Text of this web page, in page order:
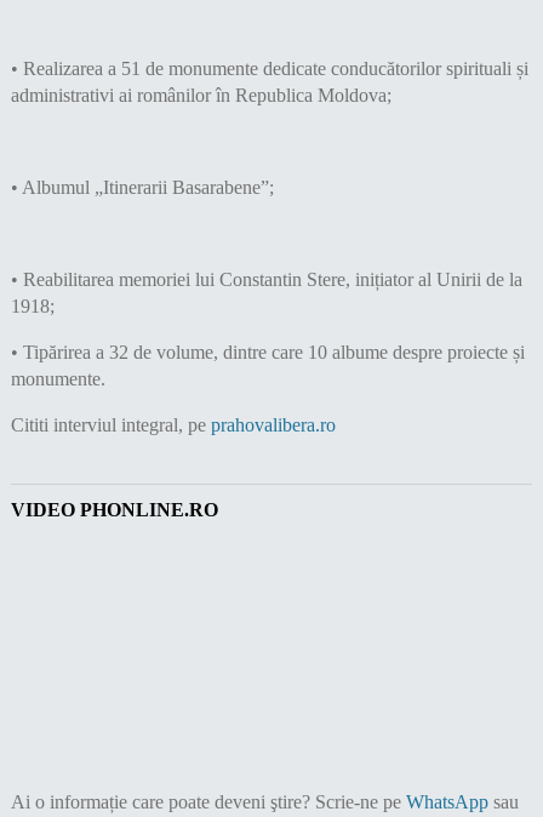
• Realizarea a 51 de monumente dedicate conducătorilor spirituali și
administrativi ai românilor în Republica Moldova;
• Albumul „Itinerarii Basarabene”;
• Reabilitarea memoriei lui Constantin Stere, inițiator al Unirii de la
1918;
• Tipărirea a 32 de volume, dintre care 10 albume despre proiecte și
monumente.
Cititi interviul integral, pe prahovalibera.ro
VIDEO PHONLINE.RO
Ai o informație care poate deveni ştire? Scrie-ne pe WhatsAppsau